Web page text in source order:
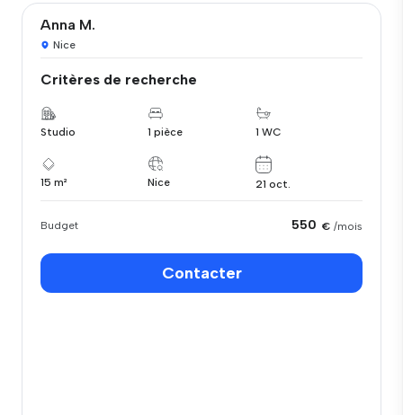
Anna M.
Nice
Critères de recherche
Studio 1 pièce 1 WC
15 m² Nice 21 oct.
Budget 550 € /mois
Contacter